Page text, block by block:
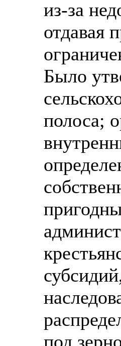
из-за
отдавая
Было
полоса;
под